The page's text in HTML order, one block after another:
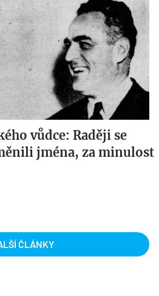
vůdce: Raději se
jména, za minulost
ČLÁNKY